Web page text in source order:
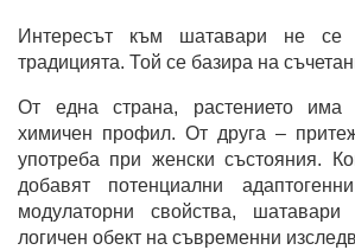
Интересът към шатавари не
традицията. Той се базира на
От една страна, растението има
химичен профил. От друга –
употреба при женски състояния.
добавят потенциални
модулаторни свойства,
логичен обект на съвременни